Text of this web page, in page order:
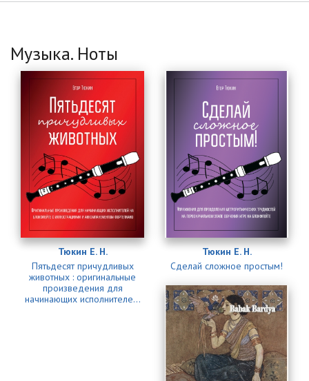
Музыка. Ноты
Тюкин Е. Н.
Пятьдесят причудливых
животных : оригинальные
произведения для
начинающих исполнителе...
Тюкин Е. Н.
Сделай сложное простым!
Страницы